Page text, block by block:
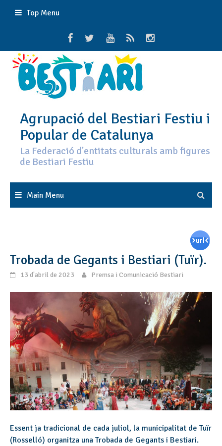
Top Menu
Agrupació del Bestiari Festiu i
Popular de Catalunya
La Federació d'entitats culturals amb figures
de Bestiari Festiu
Main Menu
Trobada de Gegants i Bestiari (Tuïr).
13 d'abril de 2023 Premsa i Comunicació Bestiari
Essent ja tradicional de cada juliol, la municipalitat de Tuïr
(Rosselló) organitza una Trobada de Gegants i Bestiari.